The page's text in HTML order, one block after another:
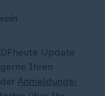
Update
Ihren
Anmeldungs-